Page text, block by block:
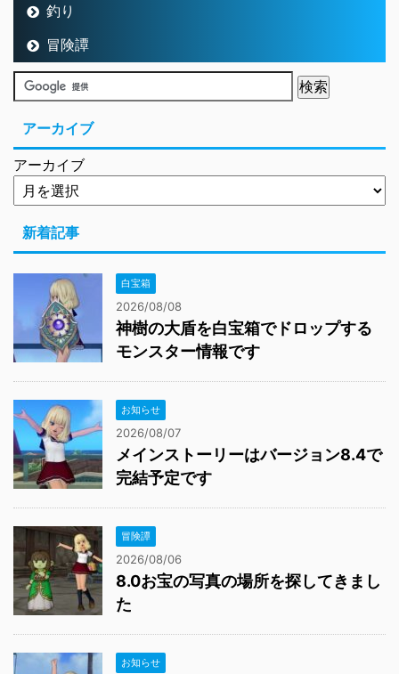
釣り
冒険譚
アーカイブ
アーカイブ
新着記事
白宝箱
2026/08/08
神樹の大盾を白宝箱でドロップする
モンスター情報です
お知らせ
2026/08/07
メインストーリーはバージョン8.4で
完結予定です
冒険譚
2026/08/06
8.0お宝の写真の場所を探してきまし
た
お知らせ